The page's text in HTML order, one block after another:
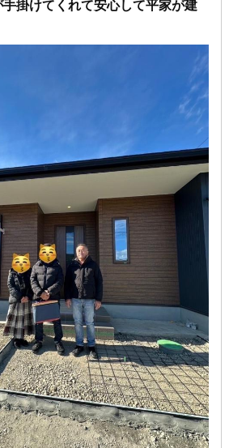
掛けてくれて安心して平家が建